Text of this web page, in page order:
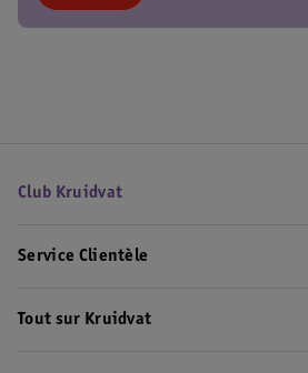
Club Kruidvat
Service Clientèle
Tout sur Kruidvat